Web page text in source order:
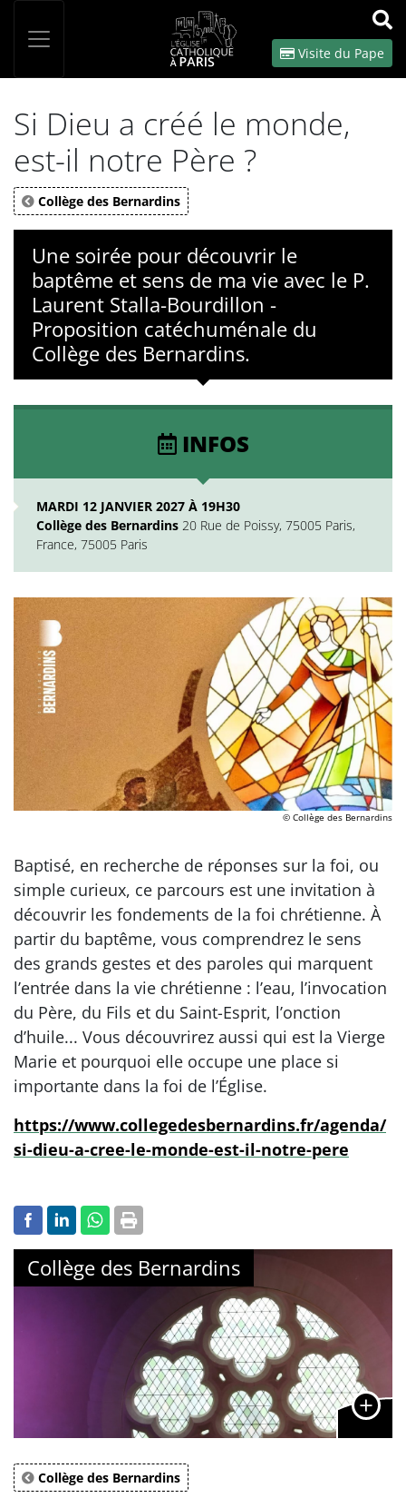
OK
Visite du Pape
Si Dieu a créé le monde,
est-il notre Père ?
Collège des Bernardins
Une soirée pour découvrir le
baptême et sens de ma vie avec le P.
Laurent Stalla-Bourdillon -
Proposition catéchuménale du
Collège des Bernardins.
INFOS
MARDI 12 JANVIER 2027 À 19H30
Collège des Bernardins 20 Rue de Poissy, 75005 Paris,
France, 75005 Paris
© Collège des Bernardins
Baptisé, en recherche de réponses sur la foi, ou
simple curieux, ce parcours est une invitation à
découvrir les fondements de la foi chrétienne. À
partir du baptême, vous comprendrez le sens
des grands gestes et des paroles qui marquent
l’entrée dans la vie chrétienne : l’eau, l’invocation
du Père, du Fils et du Saint-Esprit, l’onction
d’huile... Vous découvrirez aussi qui est la Vierge
Marie et pourquoi elle occupe une place si
importante dans la foi de l’Église.
https://www.collegedesbernardins.fr/agenda/
si-dieu-a-cree-le-monde-est-il-notre-pere
Collège des Bernardins
Collège des Bernardins
Panneau de gestion des cookies